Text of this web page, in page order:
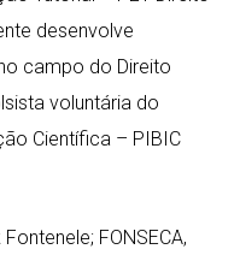
desenvolve
campo do Direito
voluntária do
Científica – PIBIC
FONSECA,